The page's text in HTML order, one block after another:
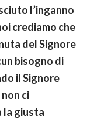
l’inganno
crediamo che
del Signore
bisogno di
il Signore
ci
la giusta